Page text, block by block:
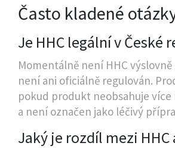
Často kladené
Je HHC legální v České
Momentálně není HHC výslovně
není ani oficiálně regulován.
pokud produkt neobsahuje více
a není označen jako léčivý
Jaký je rozdíl mezi HHC